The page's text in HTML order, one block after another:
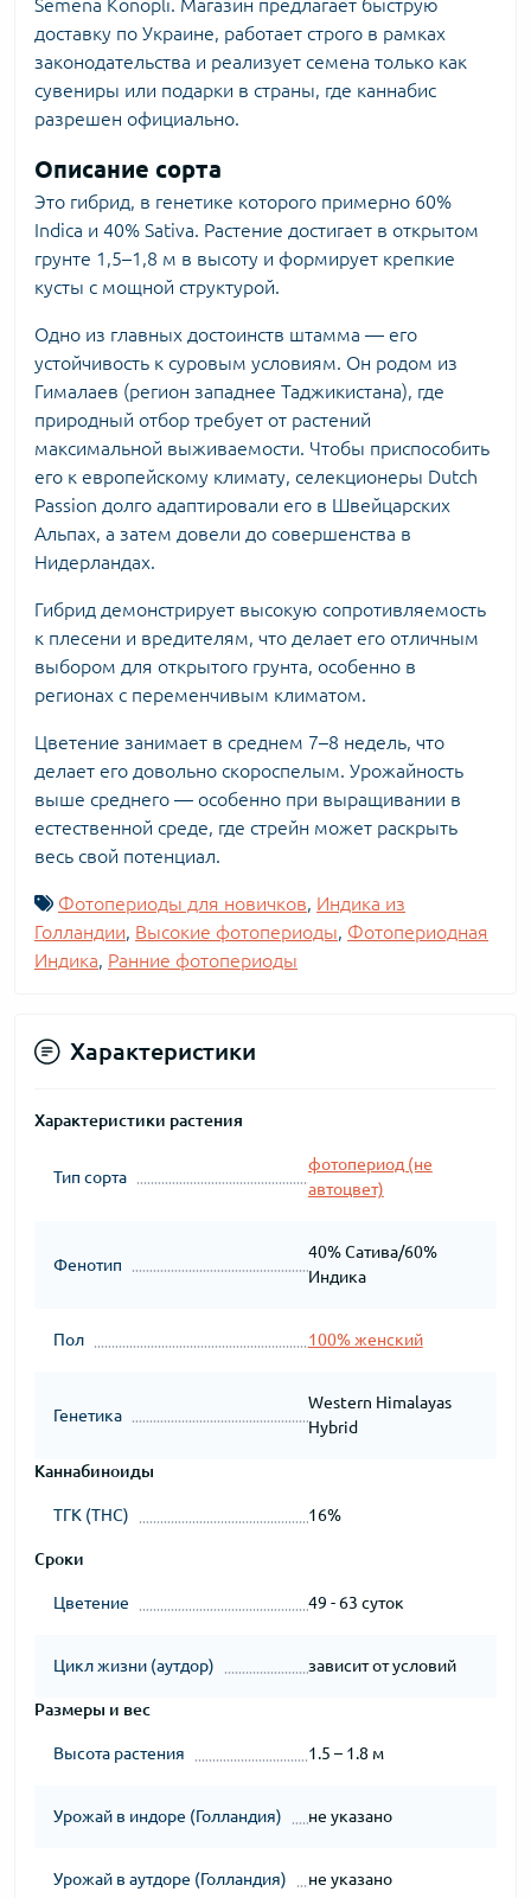
Semena Konopli. Магазин предлагает быструю
доставку по Украине, работает строго в рамках
законодательства и реализует семена только как
сувениры или подарки в страны, где каннабис
разрешен официально.
Описание сорта
Это гибрид, в генетике которого примерно 60%
Indica и 40% Sativa. Растение достигает в открытом
грунте 1,5–1,8 м в высоту и формирует крепкие
кусты с мощной структурой.
Одно из главных достоинств штамма — его
устойчивость к суровым условиям. Он родом из
Гималаев (регион западнее Таджикистана), где
природный отбор требует от растений
максимальной выживаемости. Чтобы приспособить
его к европейскому климату, селекционеры Dutch
Passion долго адаптировали его в Швейцарских
Альпах, а затем довели до совершенства в
Нидерландах.
Гибрид демонстрирует высокую сопротивляемость
к плесени и вредителям, что делает его отличным
выбором для открытого грунта, особенно в
регионах с переменчивым климатом.
Цветение занимает в среднем 7–8 недель, что
делает его довольно скороспелым. Урожайность
выше среднего — особенно при выращивании в
естественной среде, где стрейн может раскрыть
весь свой потенциал.
Фотопериоды для новичков, Индика из
Голландии, Высокие фотопериоды, Фотопериодная
Индика, Ранние фотопериоды
Характеристики
Характеристики растения
Тип сорта
фотопериод (не
автоцвет)
Фенотип
40% Сатива/60%
Индика
Пол 100% женский
Генетика
Western Himalayas
Hybrid
Каннабиноиды
ТГК (THC) 16%
Сроки
Цветение 49 - 63 суток
Цикл жизни (аутдор) зависит от условий
Размеры и вес
Высота растения 1.5 – 1.8 м
Урожай в индоре (Голландия) не указано
Урожай в аутдоре (Голландия) не указано